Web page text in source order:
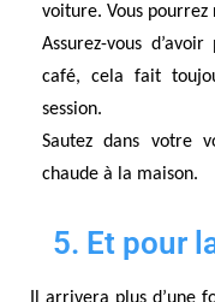
voiture. Vous pourrez
Assurez-vous
café, cela fait
session.
Sautez dans votre
chaude à la maison.
5. Et pour